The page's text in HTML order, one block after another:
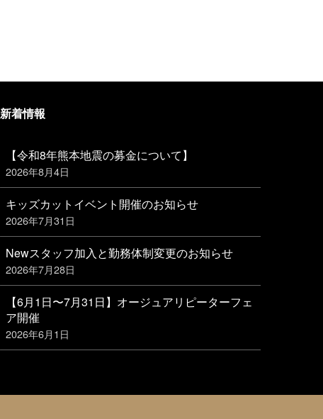
新着情報
【令和8年熊本地震の募金について】
2026年8月4日
キッズカットイベント開催のお知らせ
2026年7月31日
Newスタッフ加入と勤務体制変更のお知らせ
2026年7月28日
【6月1日〜7月31日】オージュアリピーターフェ
ア開催
2026年6月1日